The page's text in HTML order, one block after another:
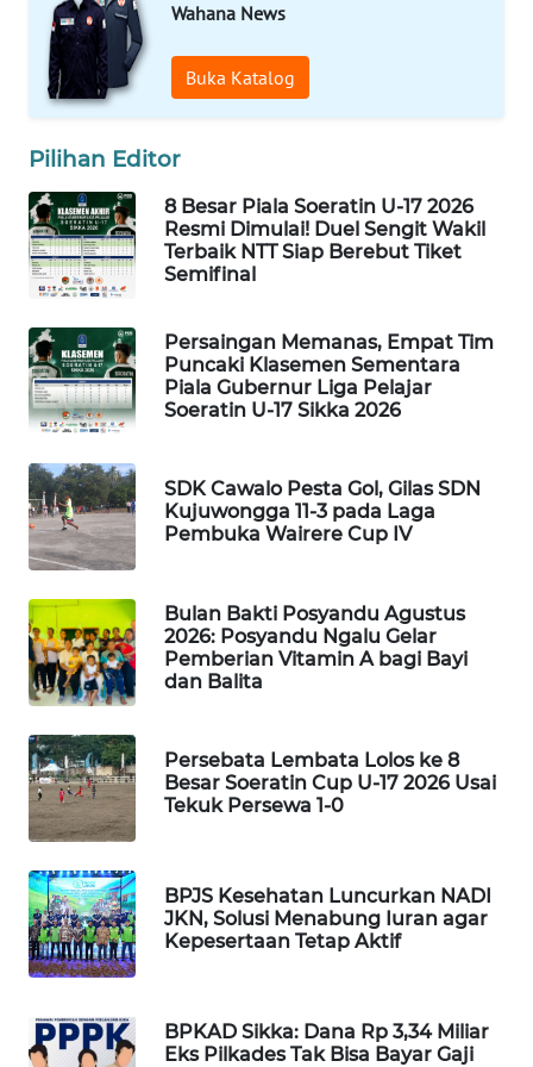
Wahana News
Buka Katalog
Pilihan Editor
8 Besar Piala Soeratin U-17 2026
Resmi Dimulai! Duel Sengit Wakil
Terbaik NTT Siap Berebut Tiket
Semifinal
Persaingan Memanas, Empat Tim
Puncaki Klasemen Sementara
Piala Gubernur Liga Pelajar
Soeratin U-17 Sikka 2026
SDK Cawalo Pesta Gol, Gilas SDN
Kujuwongga 11-3 pada Laga
Pembuka Wairere Cup IV
Bulan Bakti Posyandu Agustus
2026: Posyandu Ngalu Gelar
Pemberian Vitamin A bagi Bayi
dan Balita
Persebata Lembata Lolos ke 8
Besar Soeratin Cup U-17 2026 Usai
Tekuk Persewa 1-0
BPJS Kesehatan Luncurkan NADI
JKN, Solusi Menabung Iuran agar
Kepesertaan Tetap Aktif
BPKAD Sikka: Dana Rp 3,34 Miliar
Eks Pilkades Tak Bisa Bayar Gaji
WAHANA
HEALTH
WAHANA
WISATA
LAPAK
WAHANA
Wahana
Network
KONSUMEN
LISTRIK
MASYARAKAT
KELISTRIKAN
WALINKI
ID
MAWAKA
MARTABAT
NET
PLN
WATCH
MKLI
LPKKI